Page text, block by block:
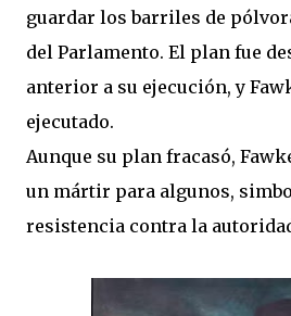
guardar los barriles de
del Parlamento. El plan fue
anterior a su ejecución, y
ejecutado.
Aunque su plan fracasó,
un mártir para algunos,
resistencia contra la